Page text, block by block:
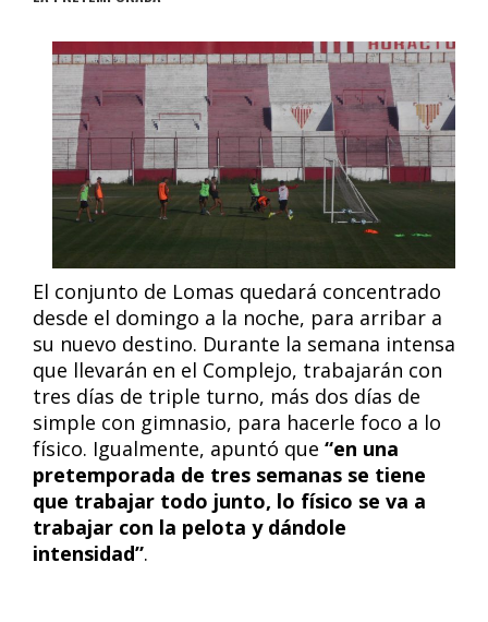
El conjunto de Lomas quedará concentrado
desde el domingo a la noche, para arribar a
su nuevo destino. Durante la semana intensa
que llevarán en el Complejo, trabajarán con
tres días de triple turno, más dos días de
simple con gimnasio, para hacerle foco a lo
físico. Igualmente, apuntó que “en una
pretemporada de tres semanas se tiene
que trabajar todo junto, lo físico se va a
trabajar con la pelota y dándole
intensidad”.